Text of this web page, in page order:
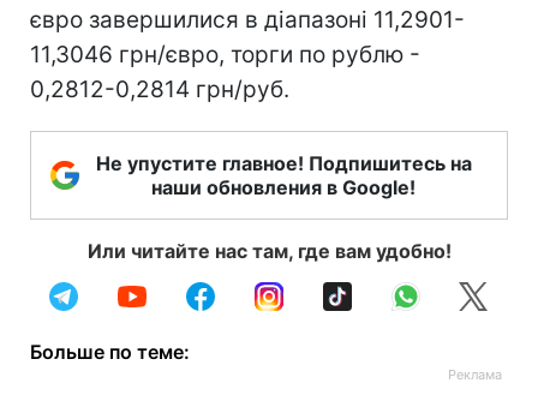
євро завершилися в діапазоні 11,2901-
11,3046 грн/євро, торги по рублю -
0,2812-0,2814 грн/руб.
Не упустите главное! Подпишитесь на
наши обновления в Google!
Или читайте нас там, где вам удобно!
Больше по теме: